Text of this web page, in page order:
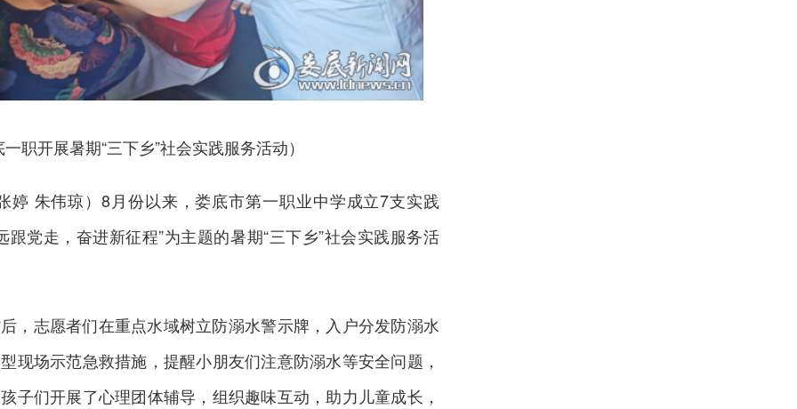
职开展暑期“三下乡”社会实践服务活动）
婷 朱伟琼）8月份以来，娄底市第一职业中学成立7支实践
党走，奋进新征程”为主题的暑期“三下乡”社会实践服务活
，志愿者们在重点水域树立防溺水警示牌，入户分发防溺水
现场示范急救措施，提醒小朋友们注意防溺水等安全问题，
子们开展了心理团体辅导，组织趣味互动，助力儿童成长，